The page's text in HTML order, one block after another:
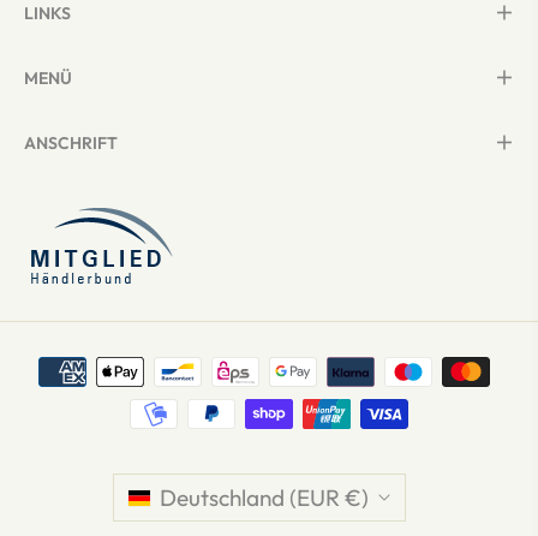
LINKS
MENÜ
ANSCHRIFT
Deutschland (EUR €)